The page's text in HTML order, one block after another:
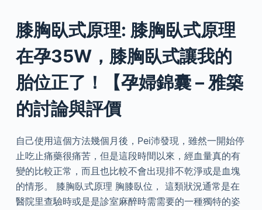
膝胸臥式原理: 膝胸臥式原理
在孕35W，膝胸臥式讓我的
胎位正了！【孕婦錦囊 – 雅築
的討論與評價
自己使用這個方法幾個月後，Pei沛發現，雖然一開始停
止吃止痛藥很痛苦，但是這段時間以來，經血量真的有
變的比較正常，而且也比較不會出現排不乾淨或是血塊
的情形。 膝胸臥式原理 胸膝臥位， 這類狀況通常是在
醫院里查驗時或是是診室麻醉時需需要的一種獨特的姿